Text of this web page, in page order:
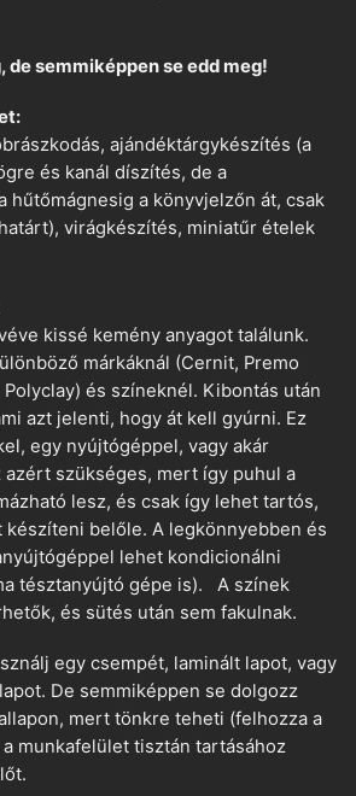
de semmiképpen se edd meg!
ajándéktárgykészítés (a
és kanál díszítés, de a
hűtőmágnesig a könyvjelzőn át, csak
virágkészítés, miniatűr ételek
kissé kemény anyagot találunk.
márkáknál (Cernit, Premo
Polyclay) és színeknél. Kibontás után
azt jelenti, hogy át kell gyúrni. Ez
egy nyújtógéppel, vagy akár
szükséges, mert így puhul a
lesz, és csak így lehet tartós,
készíteni belőle. A legkönnyebben és
lehet kondicionálni
tésztanyújtó gépe is). A színek
és sütés után sem fakulnak.
egy csempét, laminált lapot, vagy
De semmiképpen se dolgozz
mert tönkre teheti (felhozza a
munkafelület tisztán tartásához